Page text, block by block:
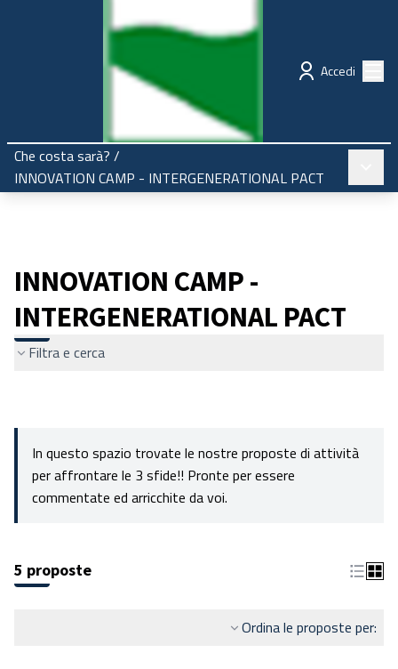
Regione Emilia-Romagna Partecipazione
Accedi
Che costa sarà? /
INNOVATION CAMP - INTERGENERATIONAL PACT
INNOVATION CAMP -
INTERGENERATIONAL PACT
Filtra e cerca
In questo spazio trovate le nostre proposte di attività
per affrontare le 3 sfide!! Pronte per essere
commentate ed arricchite da voi.
5 proposte
Ordina le proposte per: